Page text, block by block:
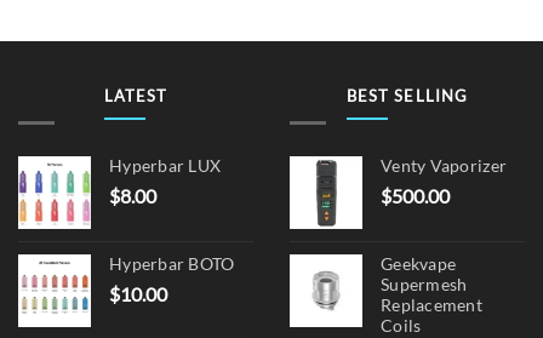
LATEST
Hyperbar LUX
$8.00
Hyperbar BOTO
$10.00
BEST SELLING
Venty Vaporizer
$500.00
Geekvape
Supermesh
Replacement
Coils